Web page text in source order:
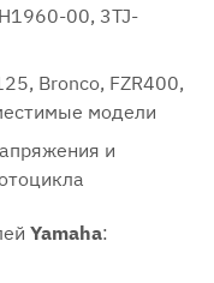
00, 3TJ-
Bronco, FZR400,
модели
и
Yamaha: